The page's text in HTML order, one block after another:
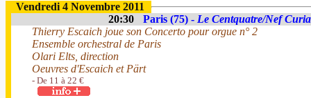
Vendredi 4 Novembre 2011
20:30
Paris (75) - Le Centquatre/Nef
Thierry Escaich joue son Concerto pour orgue n° 2
Ensemble orchestral de Paris
Olari Elts, direction
Oeuvres d'Escaich et Pärt
- De 11 à 22 €